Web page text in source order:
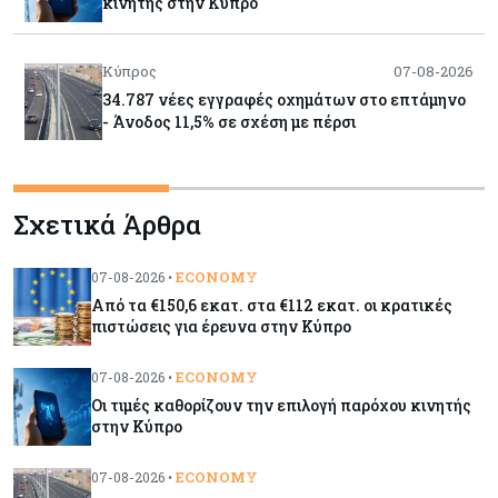
Κύπρος 07-08-2026
34.787 νέες εγγραφές οχημάτων στο επτάμηνο
- Άνοδος 11,5% σε σχέση με πέρσι
Κόσμος 07-08-2026
ΕΚΤ: Αιφνιδιάστηκε από την πώληση ευρώ από
τις ΗΠΑ
Κύπρος 07-08-2026
Χορηγία €10.000 για υποτροφίες σε φοιτητές του
Κύπρος
του αεροδρομίου Λάρνακας
Σχετικά Άρθρα
07-08-2026 • ECONOMY
Από τα €150,6 εκατ. στα €112 εκατ. οι κρατικές
πιστώσεις για έρευνα στην Κύπρο
07-08-2026 • ECONOMY
Οι τιμές καθορίζουν την επιλογή παρόχου κινητής
στην Κύπρο
07-08-2026 • ECONOMY